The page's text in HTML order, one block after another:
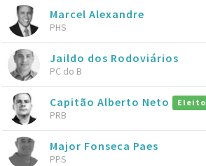
Marcel Alexandre
PHS
Jaildo dos Rodoviários
PC do B
Capitão Alberto Neto Eleito
PRB
Major Fonseca Paes
PPS